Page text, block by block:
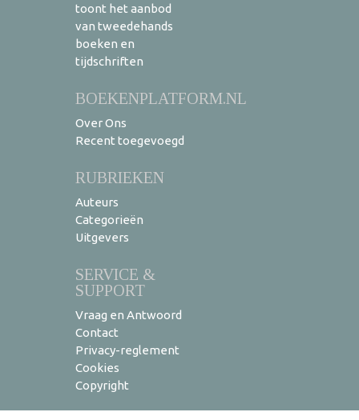
toont het aanbod
van tweedehands
boeken en
tijdschriften
BOEKENPLATFORM.NL
Over Ons
Recent toegevoegd
RUBRIEKEN
Auteurs
Categorieën
Uitgevers
SERVICE &
SUPPORT
Vraag en Antwoord
Contact
Privacy-reglement
Cookies
Copyright